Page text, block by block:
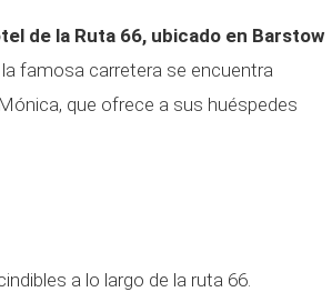
de la Ruta 66, ubicado en Barstow
famosa carretera se encuentra
que ofrece a sus huéspedes
a lo largo de la ruta 66.